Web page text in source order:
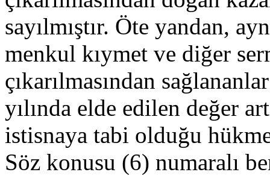
sayılmıştır. Öte yandan,
menkul kıymet ve diğer
çıkarılmasından
yılında elde edilen değer
istisnaya tabi olduğu
Söz konusu (6) numaralı